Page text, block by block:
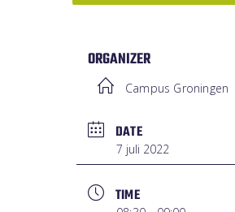
ORGANIZER
Campus Groningen
DATE
7 juli 2022
TIME